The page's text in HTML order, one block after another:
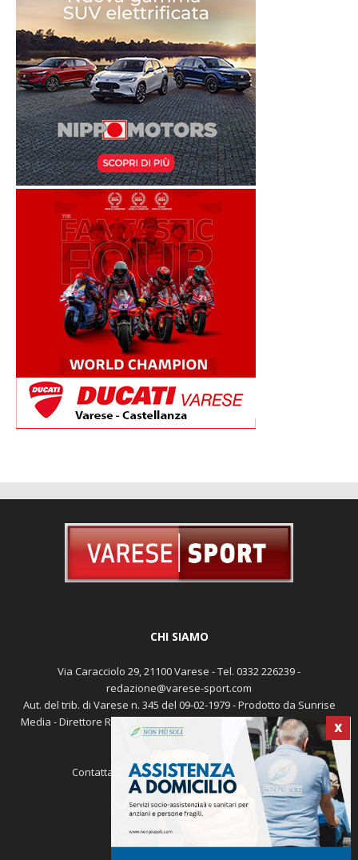
X
CHI SIAMO
Via Caracciolo 29, 21100 Varese - Tel. 0332 226239 -
redazione@varese-sport.com
Aut. del trib. di Varese n. 345 del 09-02-1979 - Prodotto da Sunrise
Media - Direttore Responsabile: Michele Marocco -Cookie policy
Pubblicità
redazione@varese-sport.com